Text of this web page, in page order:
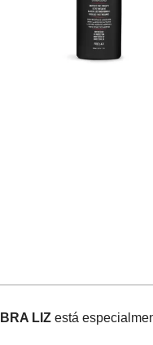
LIZ está